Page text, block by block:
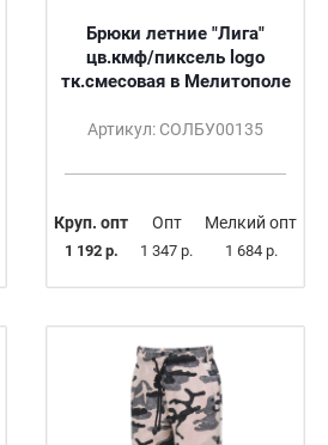
Брюки летние "Лига"
цв.кмф/пиксель logo
тк.смесовая в Мелитополе
Артикул: СОЛБУ00135
Круп. опт
1 192 р.
Опт
1 347 р.
Мелкий опт
1 684 р.